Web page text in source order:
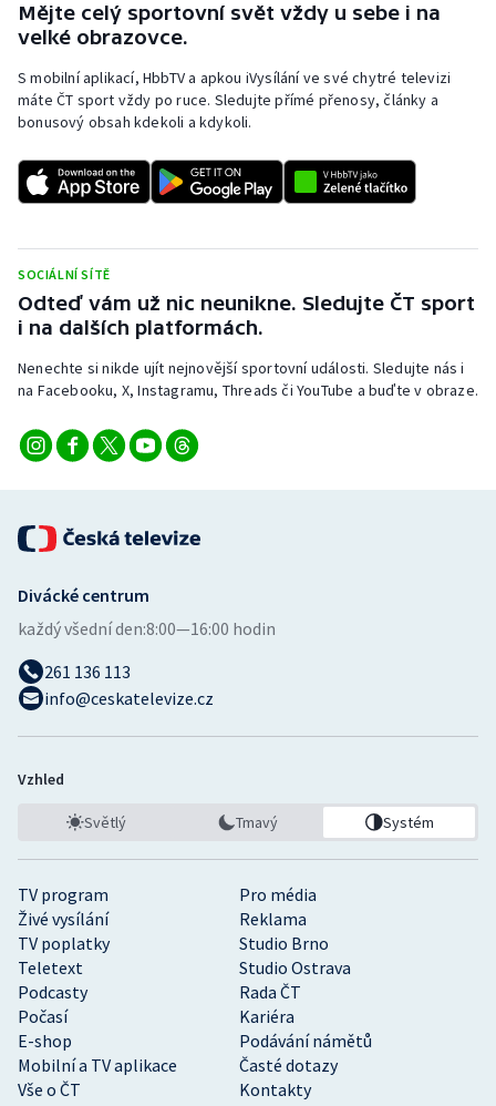
Short track
Sportovní střelba
Stolní tenis
Triatlon
Volejbal
Ostatní
Mějte celý sportovní svět vždy u sebe i na
velké obrazovce.
S mobilní aplikací, HbbTV a apkou iVysílání ve své chytré televizi
máte ČT sport vždy po ruce. Sledujte přímé přenosy, články a
bonusový obsah kdekoli a kdykoli.
SOCIÁLNÍ SÍTĚ
Odteď vám už nic neunikne. Sledujte ČT sport
i na dalších platformách.
Nenechte si nikde ujít nejnovější sportovní události. Sledujte nás i
na Facebooku, X, Instagramu, Threads či YouTube a buďte v obraze.
TV program
Pro média
Živé vysílání
Reklama
TV poplatky
Studio Brno
Teletext
Studio Ostrava
Podcasty
Rada ČT
Počasí
Kariéra
E-shop
Podávání námětů
Mobilní a TV aplikace
Časté dotazy
Vše o ČT
Kontakty
Divácké centrum
každý všední den:8:00—16:00 hodin
261 136 113
info@ceskatelevize.cz
Vzhled
Světlý Tmavý Systém